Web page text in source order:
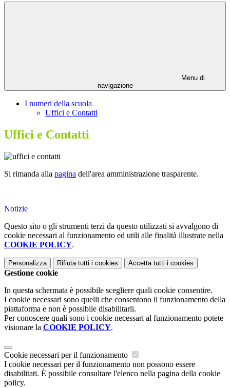
Menu di
navigazione
I numeri della scuola
Uffici e Contatti
Uffici e Contatti
Si rimanda alla pagina dell'area amministrazione trasparente.
Notizie
Questo sito o gli strumenti terzi da questo utilizzati si avvalgono di
cookie necessari al funzionamento ed utili alle finalità illustrate nella
COOKIE POLICY.
Personalizza Rifiuta tutti i cookies Accetta tutti i cookies
Gestione cookie
In questa schermata è possibile scegliere quali cookie consentire.
I cookie necessari sono quelli che consentono il funzionamento della
piattaforma e non è possibile disabilitarli.
Per conoscere quali sono i cookie necessari al funzionamento potete
visionare la COOKIE POLICY.
Cookie necessari per il funzionamento
I cookie necessari per il funzionamento non possono essere
disabilitati. È possibile consultare l'elenco nella pagina della cookie
policy.